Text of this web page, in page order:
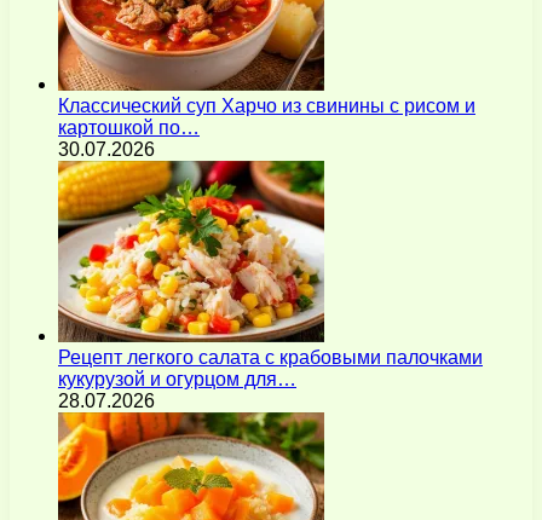
Классический суп Харчо из свинины с рисом и
картошкой по…
30.07.2026
Рецепт легкого салата с крабовыми палочками
кукурузой и огурцом для…
28.07.2026